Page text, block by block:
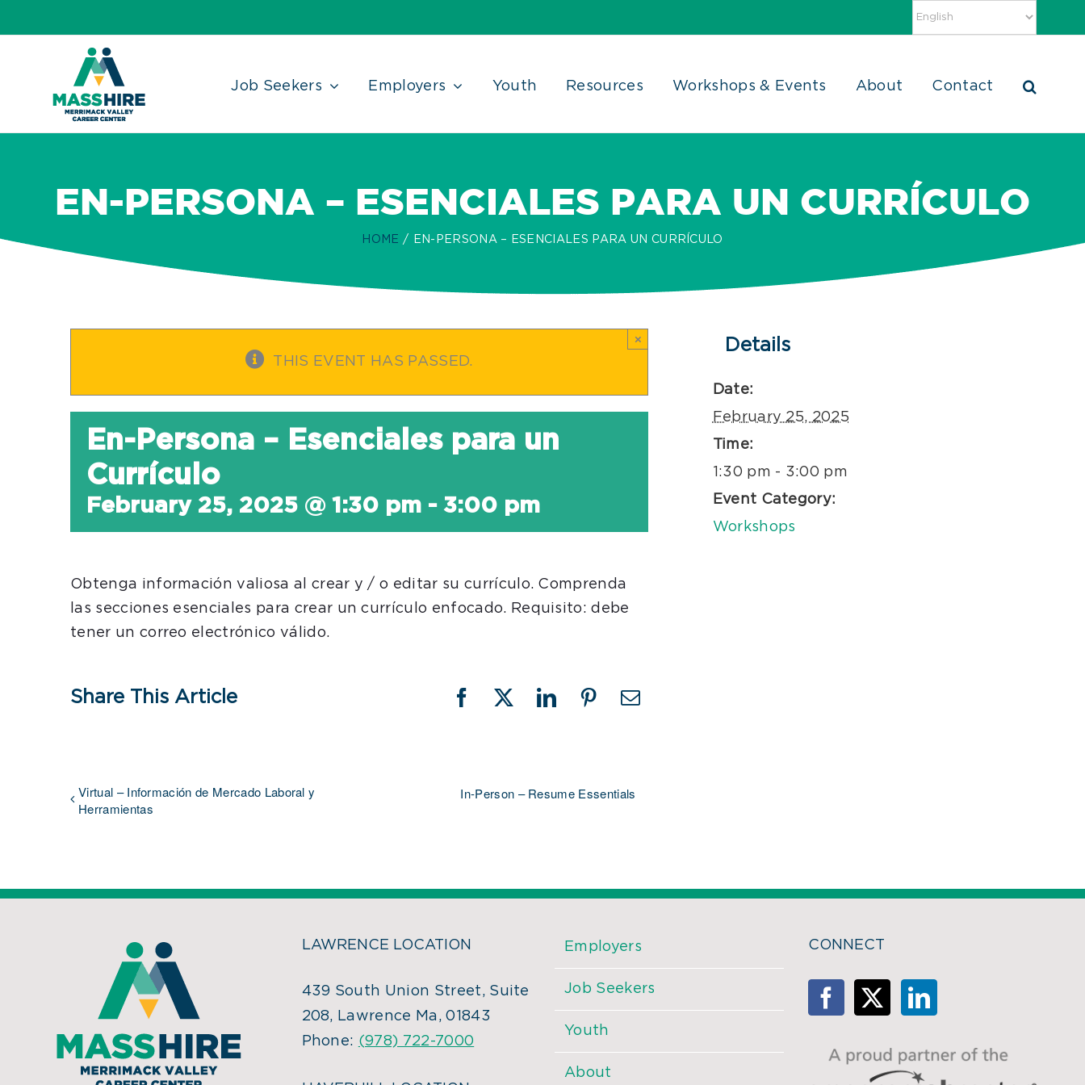
to
Tools
Job Seekers Employers Youth Resources Workshops & Events About Contact
EN-PERSONA – ESENCIALES PARA UN CURRÍCULO
HOME EN-PERSONA – ESENCIALES PARA UN CURRÍCULO
THIS EVENT HAS PASSED.
×
En-Persona – Esenciales para un
Currículo
February 25, 2025 @ 1:30 pm - 3:00 pm
Obtenga información valiosa al crear y / o editar su currículo. Comprenda
las secciones esenciales para crear un currículo enfocado. Requisito: debe
tener un correo electrónico válido.
Share This Article Facebook
X LinkedInPinterestEmail
Virtual – Información de Mercado Laboral y
Herramientas
In-Person – Resume Essentials
Details
Date:
February 25, 2025
Time:
1:30 pm - 3:00 pm
Event Category:
Workshops
LAWRENCE LOCATION
439 South Union Street, Suite
208, Lawrence Ma, 01843
Phone: (978) 722-7000
Employers
Job Seekers
Youth
About
CONNECT